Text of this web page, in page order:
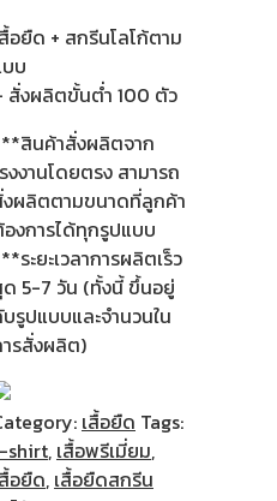
อยืด + สกรีนโลโก้ตาม
บ
สั่งผลิตขั้นต่ำ 100 ตัว
สินค้าสั่งผลิตจาก
งงานโดยตรง สามารถ
ผลิตตามขนาดที่ลูกค้า
งการได้ทุกรูปแบบ
ระยะเวลาการผลิตเร็ว
5-7 วัน (ทั้งนี้ ขึ้นอยู่
รูปแบบและจำนวนใน
รสั่งผลิต)
เสื้อยืด Tags:
shirt, เสื้อพรีเมี่ยม,
อยืด, เสื้อยืดสกรีน